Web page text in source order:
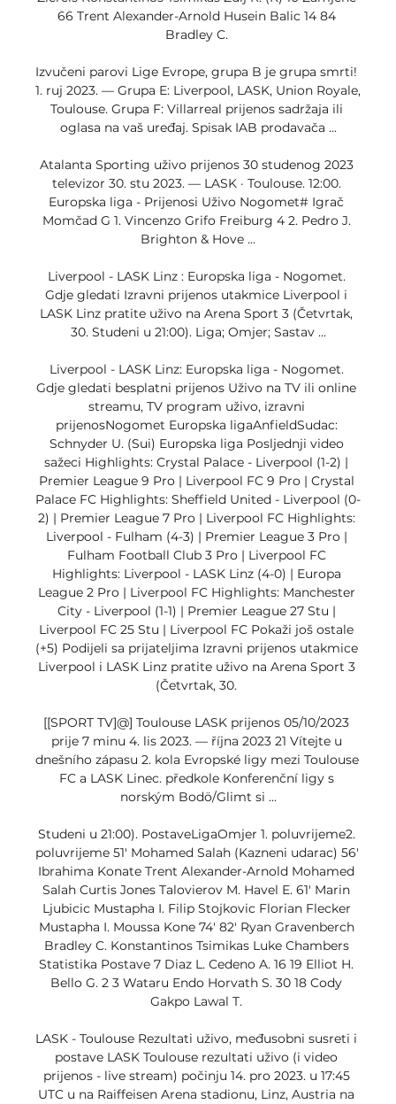
66 Trent Alexander-Arnold Husein Balic 14 84
Bradley C.
Izvučeni parovi Lige Evrope, grupa B je grupa smrti!
1. ruj 2023. — Grupa E: Liverpool, LASK, Union Royale,
Toulouse. Grupa F: Villarreal prijenos sadržaja ili
oglasa na vaš uređaj. Spisak IAB prodavača ...
Atalanta Sporting uživo prijenos 30 studenog 2023
televizor 30. stu 2023. — LASK · Toulouse. 12:00.
Europska liga - Prijenosi Uživo Nogomet# Igrač
Momčad G 1. Vincenzo Grifo Freiburg 4 2. Pedro J.
Brighton & Hove ...
Liverpool - LASK Linz : Europska liga - Nogomet.
Gdje gledati Izravni prijenos utakmice Liverpool i
LASK Linz pratite uživo na Arena Sport 3 (Četvrtak,
30. Studeni u 21:00). Liga; Omjer; Sastav ...
Liverpool - LASK Linz: Europska liga - Nogomet.
Gdje gledati besplatni prijenos Uživo na TV ili online
streamu, TV program uživo, izravni
prijenosNogomet Europska ligaAnfieldSudac:
Schnyder U. (Sui) Europska liga Posljednji video
sažeci Highlights: Crystal Palace - Liverpool (1-2) |
Premier League 9 Pro | Liverpool FC 9 Pro | Crystal
Palace FC Highlights: Sheffield United - Liverpool (0-
2) | Premier League 7 Pro | Liverpool FC Highlights:
Liverpool - Fulham (4-3) | Premier League 3 Pro |
Fulham Football Club 3 Pro | Liverpool FC
Highlights: Liverpool - LASK Linz (4-0) | Europa
League 2 Pro | Liverpool FC Highlights: Manchester
City - Liverpool (1-1) | Premier League 27 Stu |
Liverpool FC 25 Stu | Liverpool FC Pokaži još ostale
(+5) Podijeli sa prijateljima Izravni prijenos utakmice
Liverpool i LASK Linz pratite uživo na Arena Sport 3
(Četvrtak, 30.
[[SPORT TV]@] Toulouse LASK prijenos 05/10/2023
prije 7 minu 4. lis 2023. — října 2023 21 Vítejte u
dnešního zápasu 2. kola Evropské ligy mezi Toulouse
FC a LASK Linec. předkole Konferenční ligy s
norským Bodö/Glimt si ...
Studeni u 21:00). PostaveLigaOmjer 1. poluvrijeme2.
poluvrijeme 51' Mohamed Salah (Kazneni udarac) 56'
Ibrahima Konate Trent Alexander-Arnold Mohamed
Salah Curtis Jones Talovierov M. Havel E. 61' Marin
Ljubicic Mustapha I. Filip Stojkovic Florian Flecker
Mustapha I. Moussa Kone 74' 82' Ryan Gravenberch
Bradley C. Konstantinos Tsimikas Luke Chambers
Statistika Postave 7 Diaz L. Cedeno A. 16 19 Elliot H.
Bello G. 2 3 Wataru Endo Horvath S. 30 18 Cody
Gakpo Lawal T.
LASK - Toulouse Rezultati uživo, međusobni susreti i
postave LASK Toulouse rezultati uživo (i video
prijenos - live stream) počinju 14. pro 2023. u 17:45
UTC u na Raiffeisen Arena stadionu, Linz, Austria na